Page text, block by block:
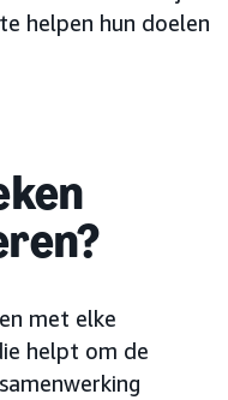
helpen hun doelen
met elke
helpt om de